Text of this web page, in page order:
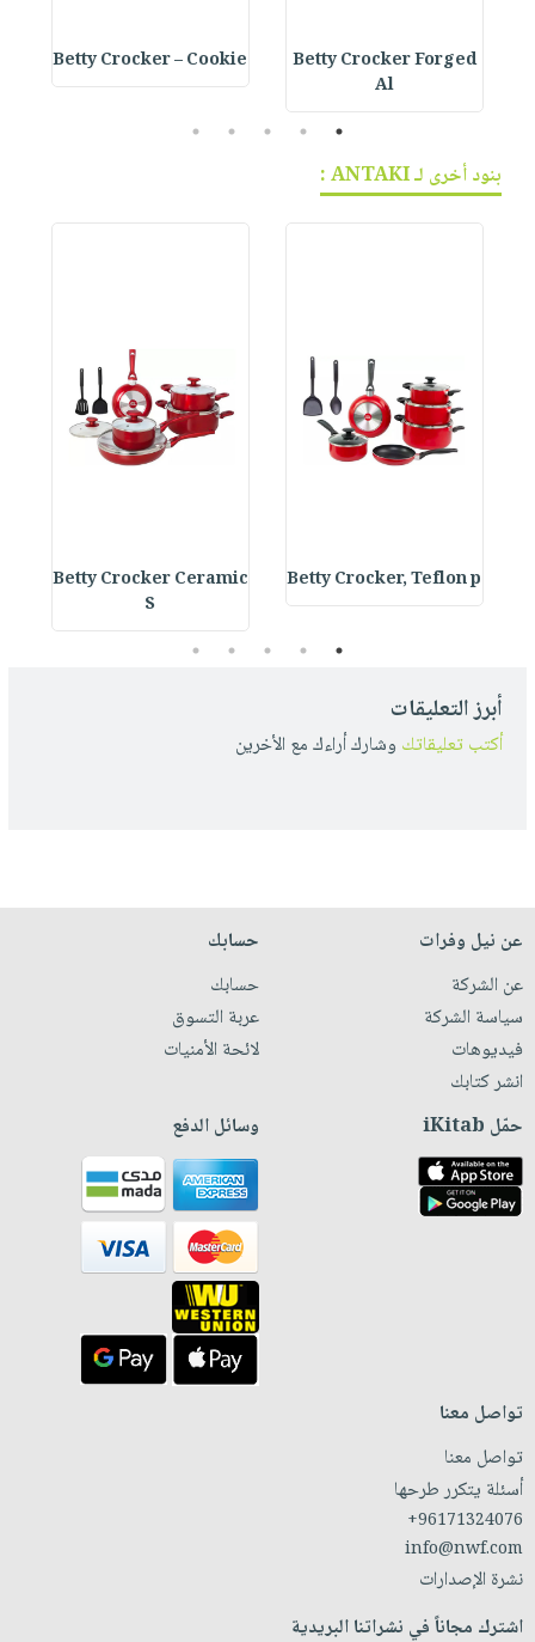
Betty Crocker Forged
Al
Betty Crocker – Cookie
1
2
3
4
5
بنود أخرى لـ ANTAKI :
Betty Crocker, Teflon p
Betty Crocker Ceramic
S
1
2
3
4
5
أبرز التعليقات
أكتب تعليقاتك وشارك أراءك مع الأخرين
عن نيل وفرات
عن الشركة
سياسة الشركة
فيديوهات
انشر كتابك
حسابك
حسابك
عربة التسوق
لائحة الأمنيات
حمّل iKitab وسائل الدفع
تواصل معنا
تواصل معنا
أسئلة يتكرر طرحها
+96171324076
info@nwf.com
نشرة الإصدارات
اشترك مجاناً في نشراتنا البريدية